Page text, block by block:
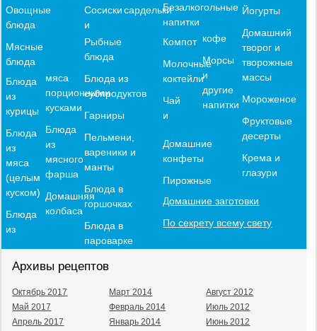
Овощные
блюда
Мясные
блюда
Блюда
из
курицы
Блюда
из
мяса
(целым
куском)
Блюда
из
мяса
порционными
кусками
Блюда
из
мясного
фарша
Домашняя
колбаса
Сосиски
и
сардельки
Рыбные
блюда
Блюда из
субпродуктов
Гарниры
Пельмени,
вареники и
манты
Блюда в
горшочках
Блюда в
пароварке
Безалкогольные
напитки
Компот
Молочные
коктейли
Чай
и
кофе
Морсы
и
другие
напитки
Домашние
конфеты
Пирожные
Йогурты
Домашний
творог и
творожные
массы
Мороженое
Фруктовые
десерты
Крема и
глазури
Домашние заготовки
По секрету всему свету
Архивы рецептов
Октябрь 2017
Май 2017
Апрель 2017
Март 2014
Февраль 2014
Январь 2014
Август 2012
Июль 2012
Июнь 2012